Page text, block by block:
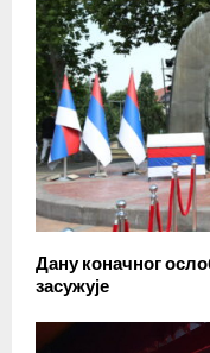
Дану коначног
засужује